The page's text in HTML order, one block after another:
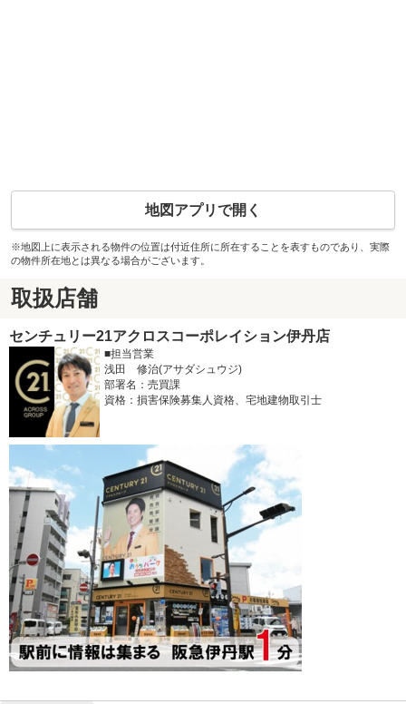
地図アプリで開く
※地図上に表示される物件の位置は付近住所に所在することを表すものであり、実際
の物件所在地とは異なる場合がございます。
取扱店舗
センチュリー21アクロスコーポレイション伊丹店
■担当営業
浅田 修治(アサダシュウジ)
部署名：売買課
資格：損害保険募集人資格、宅地建物取引士